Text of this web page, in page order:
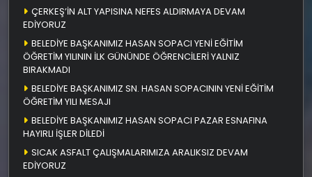
ÇERKEŞ’İN ALT YAPISINA NEFES ALDIRMAYA DEVAM
EDİYORUZ
BELEDİYE BAŞKANIMIZ HASAN SOPACI YENİ EĞİTİM
ÖĞRETİM YILININ İLK GÜNÜNDE ÖĞRENCİLERİ YALNIZ
BIRAKMADI
BELEDİYE BAŞKANIMIZ SN. HASAN SOPACININ YENİ EĞİTİM
ÖĞRETİM YILI MESAJI
BELEDİYE BAŞKANIMIZ HASAN SOPACI PAZAR ESNAFINA
HAYIRLI İŞLER DİLEDİ
SICAK ASFALT ÇALIŞMALARIMIZA ARALIKSIZ DEVAM
EDİYORUZ